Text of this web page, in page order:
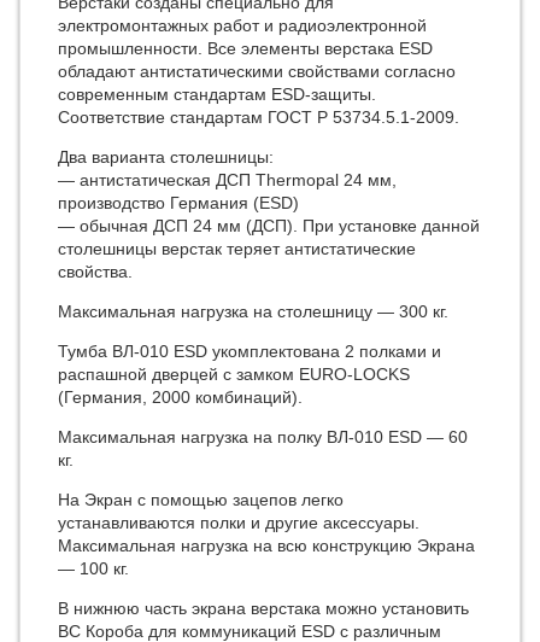
электромонтажных работ и радиоэлектронной
промышленности. Все элементы верстака ESD
обладают антистатическими свойствами согласно
современным стандартам ESD-защиты.
Соответствие стандартам ГОСТ Р 53734.5.1-2009.
Два варианта столешницы:
— антиcтатическая ДСП Thermopal 24 мм,
производство Германия (ESD)
— обычная ДСП 24 мм (ДСП). При установке данной
столешницы верстак теряет антистатические
свойства.
Максимальная нагрузка на столешницу — 300 кг.
Тумба ВЛ-010 ESD укомплектована 2 полками и
распашной дверцей с замком EURO-LOCKS
(Германия, 2000 комбинаций).
Максимальная нагрузка на полку ВЛ-010 ESD — 60
кг.
На Экран с помощью зацепов легко
устанавливаются полки и другие аксессуары.
Максимальная нагрузка на всю конструкцию Экрана
— 100 кг.
В нижнюю часть экрана верстака можно установить
ВС Короба для коммуникаций ESD с различным